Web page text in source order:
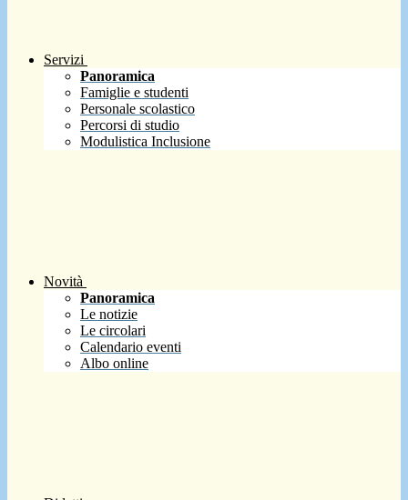
Servizi
Panoramica
Famiglie e studenti
Personale scolastico
Percorsi di studio
Modulistica Inclusione
Novità
Panoramica
Le notizie
Le circolari
Calendario eventi
Albo online